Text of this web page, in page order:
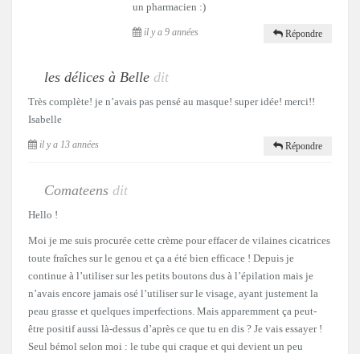
un pharmacien :)
il y a 9 années Répondre
les délices à Belle dit
Très complète! je n’avais pas pensé au masque! super idée! merci!!
Isabelle
il y a 13 années Répondre
Comateens dit
Hello !
Moi je me suis procurée cette crème pour effacer de vilaines cicatrices
toute fraîches sur le genou et ça a été bien efficace ! Depuis je
continue à l’utiliser sur les petits boutons dus à l’épilation mais je
n’avais encore jamais osé l’utiliser sur le visage, ayant justement la
peau grasse et quelques imperfections. Mais apparemment ça peut-
être positif aussi là-dessus d’après ce que tu en dis ? Je vais essayer !
Seul bémol selon moi : le tube qui craque et qui devient un peu